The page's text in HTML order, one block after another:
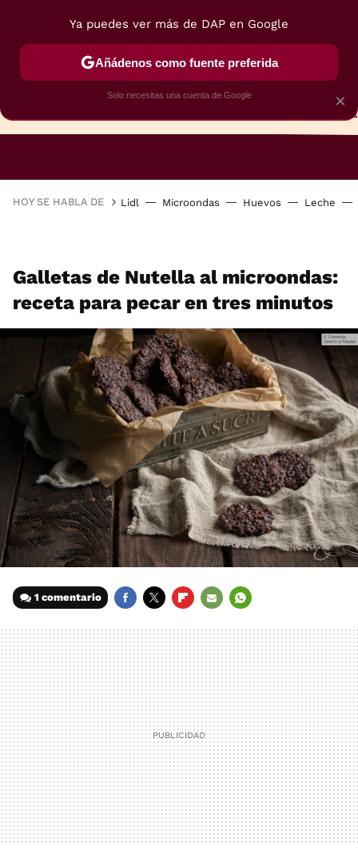
HOY SE HABLA DE Lidl Microondas Huevos Leche
Galletas de Nutella al microondas:
receta para pecar en tres minutos
1 comentario
MAIL
×
Ya puedes ver más de DAP en Google
Añádenos como fuente preferida
Solo necesitas una cuenta de Google